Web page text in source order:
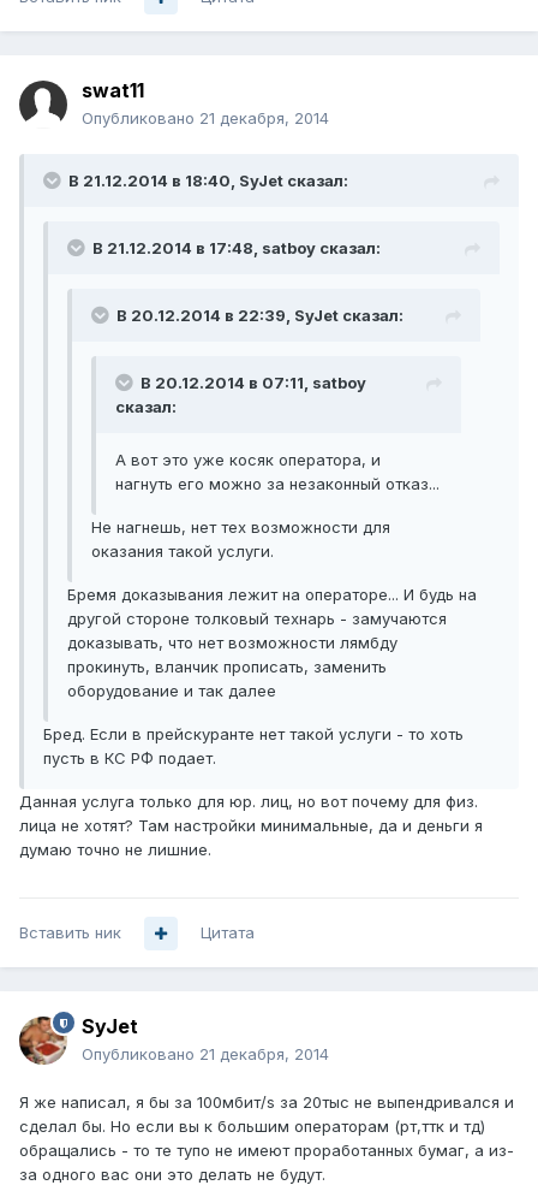
swat11
Опубликовано 21 декабря, 2014
В 21.12.2014 в 18:40, SyJet сказал:
В 21.12.2014 в 17:48, satboy сказал:
В 20.12.2014 в 22:39, SyJet сказал:
В 20.12.2014 в 07:11, satboy
сказал:
А вот это уже косяк оператора, и
нагнуть его можно за незаконный отказ...
Не нагнешь, нет тех возможности для
оказания такой услуги.
Бремя доказывания лежит на операторе... И будь на
другой стороне толковый технарь - замучаются
доказывать, что нет возможности лямбду
прокинуть, вланчик прописать, заменить
оборудование и так далее
Бред. Если в прейскуранте нет такой услуги - то хоть
пусть в КС РФ подает.
Данная услуга только для юр. лиц, но вот почему для физ.
лица не хотят? Там настройки минимальные, да и деньги я
думаю точно не лишние.
Вставить ник Цитата
SyJet
Опубликовано 21 декабря, 2014
Я же написал, я бы за 100мбит/s за 20тыс не выпендривался и
сделал бы. Но если вы к большим операторам (рт,ттк и тд)
обращались - то те тупо не имеют проработанных бумаг, а из-
за одного вас они это делать не будут.